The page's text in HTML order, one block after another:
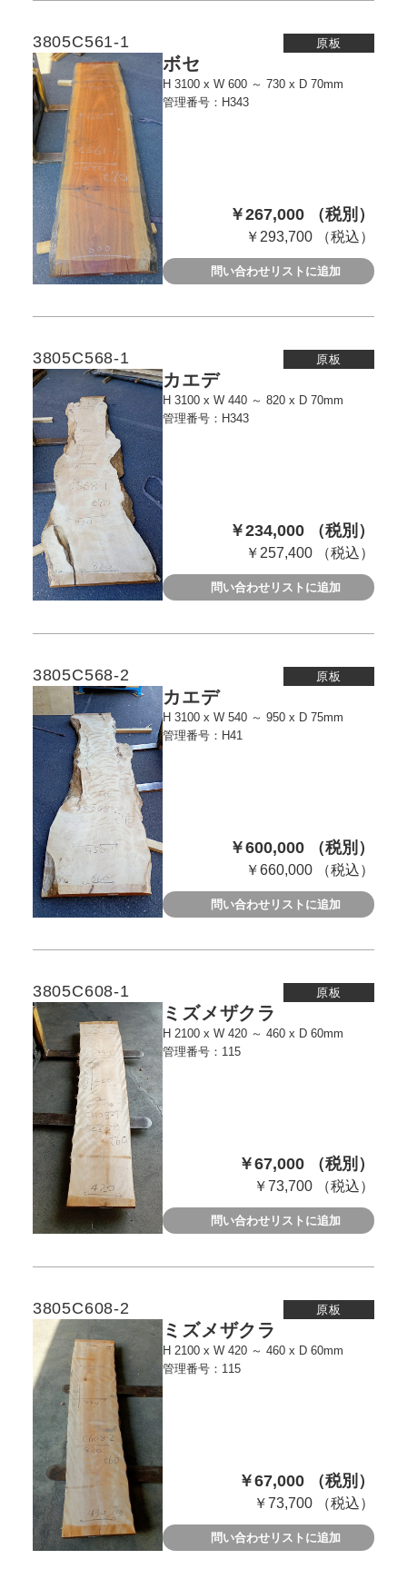
3805C561-1 原板
ボセ
H 3100 x W 600 ～ 730 x D 70mm
管理番号：H343
￥267,000 （税別）
￥293,700 （税込）
問い合わせリストに追加
3805C568-1 原板
カエデ
H 3100 x W 440 ～ 820 x D 70mm
管理番号：H343
￥234,000 （税別）
￥257,400 （税込）
問い合わせリストに追加
3805C568-2 原板
カエデ
H 3100 x W 540 ～ 950 x D 75mm
管理番号：H41
￥600,000 （税別）
￥660,000 （税込）
問い合わせリストに追加
3805C608-1 原板
ミズメザクラ
H 2100 x W 420 ～ 460 x D 60mm
管理番号：115
￥67,000 （税別）
￥73,700 （税込）
問い合わせリストに追加
3805C608-2 原板
ミズメザクラ
H 2100 x W 420 ～ 460 x D 60mm
管理番号：115
￥67,000 （税別）
￥73,700 （税込）
問い合わせリストに追加